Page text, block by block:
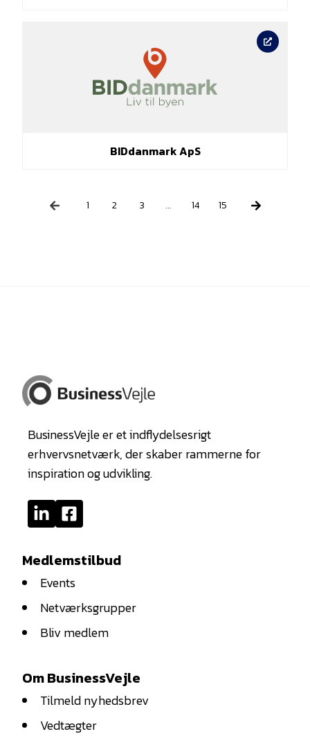
BIDdanmark ApS
1 2 3 ... 14 15
BusinessVejle er et indflydelsesrigt
erhvervsnetværk, der skaber rammerne for
inspiration og udvikling.
Medlemstilbud
Events
Netværksgrupper
Bliv medlem
Om BusinessVejle
Tilmeld nyhedsbrev
Vedtægter